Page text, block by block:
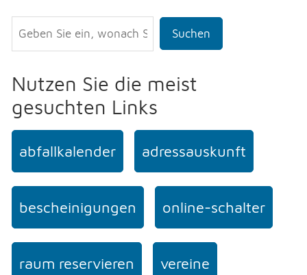
Suchen
Nutzen Sie die meist
gesuchten Links
abfallkalender adressauskunft
bescheinigungen online-schalter
raum reservieren vereine